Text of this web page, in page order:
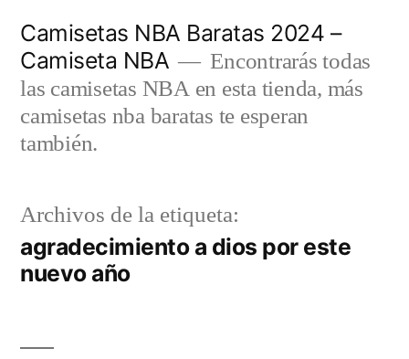
contenido
Camisetas NBA Baratas 2024 –
Camiseta NBA
Encontrarás todas
las camisetas NBA en esta tienda, más
camisetas nba baratas te esperan
también.
Archivos de la etiqueta:
agradecimiento a dios por este
nuevo año